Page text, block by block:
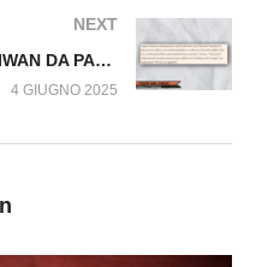
NEXT
“UN ATTACCO ALL’ISOLA DI TAIWAN DA PARTE DELLA CINA POTREBBE ESSERE IMMINENTE” Fuori dal Virus n.1533.SP
4 GIUGNO 2025